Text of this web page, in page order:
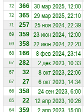
72 366 30 мар 2025, 12:00
72 365 29 мар 2025, 22:10
71 257 25 ноя 2024, 22:39
69 359 23 июн 2024, 12:00
69 358 22 июн 2024, 22:20
68 166 8 фев 2024, 23:14
67 282 2 дек 2023, 10:33
67 32 8 окт 2023, 22:06
67 27 6 окт 2023, 14:34
66 358 24 сен 2023, 6:00
65 22 12 апр 2023, 10:26
64 359 2 апр 2023, 15:00